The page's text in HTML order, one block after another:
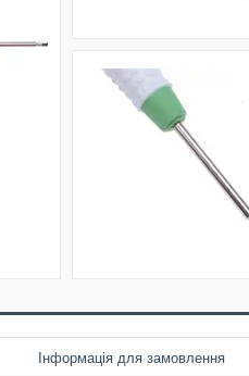
Інформація для замовлення